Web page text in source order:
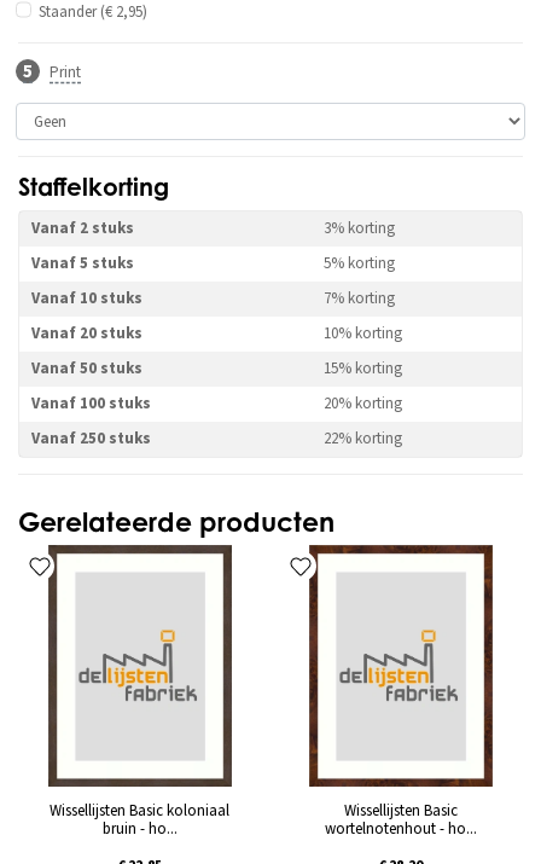
Staander (€ 2,95)
Print
Staffelkorting
Vanaf 2 stuks
3% korting
Vanaf 5 stuks
5% korting
Vanaf 10 stuks
7% korting
Vanaf 20 stuks
10% korting
Vanaf 50 stuks
15% korting
Vanaf 100 stuks
20% korting
Vanaf 250 stuks
22% korting
Gerelateerde producten
Wissellijsten Basic koloniaal
bruin - ho...
Wissellijsten Basic
wortelnotenhout - ho...